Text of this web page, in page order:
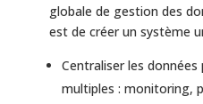
globale de gestion des
est de créer un système
Centraliser les
multiples : monitoring,